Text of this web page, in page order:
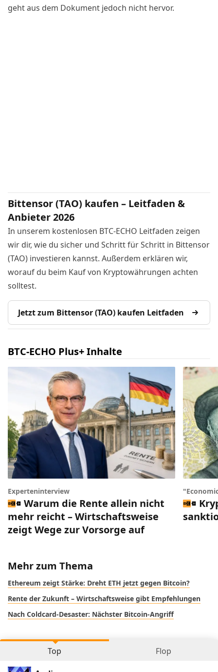
geht aus dem Dokument jedoch nicht hervor.
Bittensor (TAO) kaufen – Leitfaden &
Anbieter 2026
In unserem kostenlosen BTC-ECHO Leitfaden zeigen
wir dir, wie du sicher und Schritt für Schritt in Bittensor
(TAO) investieren kannst. Außerdem erklären wir,
worauf du beim Kauf von Kryptowährungen achten
solltest.
Jetzt zum Bittensor (TAO) kaufen Leitfaden
BTC-ECHO Plus+ Inhalte
Experteninterview
Warum die Rente allein nicht
mehr reicht – Wirtschaftsweise
zeigt Wege zur Vorsorge auf
Mehr zum Thema
Ethereum zeigt Stärke: Dreht ETH jetzt gegen Bitcoin?
Rente der Zukunft – Wirtschaftsweise gibt Empfehlungen
Nach Coldcard-Desaster: Nächster Bitcoin-Angriff
Top Flop